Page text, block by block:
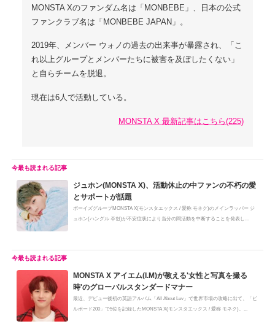
MONSTA Xのファンダム名は「MONBEBE」、日本の公式
ファンクラブ名は「MONBEBE JAPAN」。
2019年、メンバー ウォノの過去の出来事が暴露され、「こ
れ以上グループとメンバーたちに被害を及ぼしたくない」
と自らチームを脱退。
現在は6人で活動している。
MONSTA X 最新記事はこちら(225)
ジュホン(MONSTA X)、活動休止の中ファンの不朽の愛
とサポートが話題
ボーイズグループMONSTA X(モンスタエックス / 愛称 モネク)のメインラッパー ジ
ュホン(ハングル 주헌)が不安症状により当分の間活動を中断することを発表し...
MONSTA X アイエム(I.M)が教える'女性と写真を撮る
時'のグローバルスタンダードマナー
最近、デビュー後初の英語アルバム「All About Luv」で世界市場の攻略に出て、「ビ
ルボード200」で5位を記録したMONSTA X(モンスタエックス / 愛称 モネク)。...